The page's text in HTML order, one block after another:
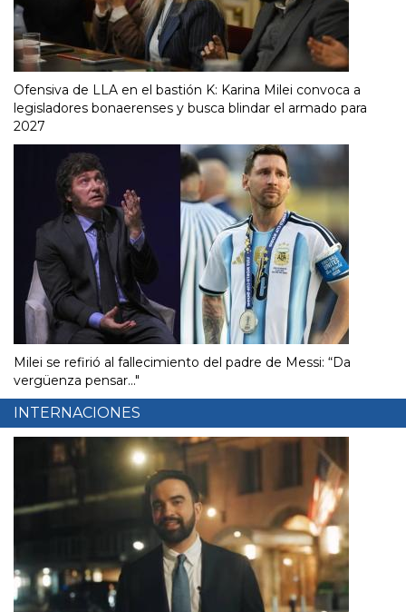
Ofensiva de LLA en el bastión K: Karina Milei convoca a
legisladores bonaerenses y busca blindar el armado para
2027
Milei se refirió al fallecimiento del padre de Messi: “Da
vergüenza pensar..."
INTERNACIONES